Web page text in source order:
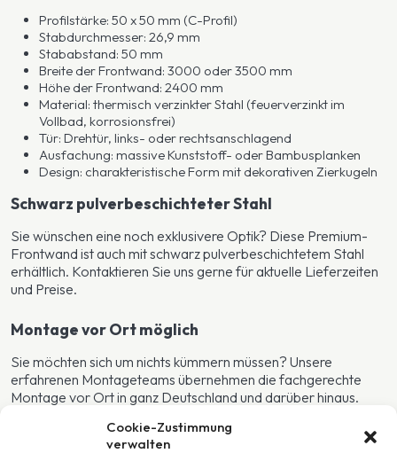
Cookie-Zustimmung
verwalten
Profilstärke: 50 x 50 mm (C-Profil)
Stabdurchmesser: 26,9 mm
Stababstand: 50 mm
Breite der Frontwand: 3000 oder 3500 mm
Höhe der Frontwand: 2400 mm
Material: thermisch verzinkter Stahl (feuerverzinkt im
Vollbad, korrosionsfrei)
Tür: Drehtür, links- oder rechtsanschlagend
Ausfachung: massive Kunststoff- oder Bambusplanken
Design: charakteristische Form mit dekorativen Zierkugeln
Schwarz pulverbeschichteter Stahl
Sie wünschen eine noch exklusivere Optik? Diese Premium-
Frontwand ist auch mit schwarz pulverbeschichtetem Stahl
erhältlich. Kontaktieren Sie uns gerne für aktuelle Lieferzeiten
und Preise.
Montage vor Ort möglich
Sie möchten sich um nichts kümmern müssen? Unsere
erfahrenen Montageteams übernehmen die fachgerechte
Montage vor Ort in ganz Deutschland und darüber hinaus.
Wir arbeiten mit großer Sorgfalt, Liebe zum Detail und echter